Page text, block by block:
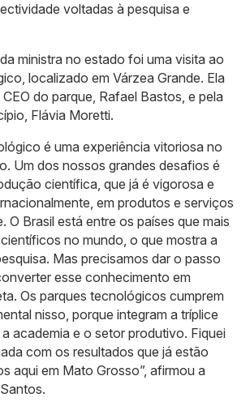
voltadas à pesquisa e
ministra no estado foi uma visita ao
localizado em Várzea Grande. Ela
do parque, Rafael Bastos, e pela
Flávia Moretti.
é uma experiência vitoriosa no
Um dos nossos grandes desafios é
científica, que já é vigorosa e
em produtos e serviços
O Brasil está entre os países que mais
no mundo, o que mostra a
Mas precisamos dar o passo
esse conhecimento em
Os parques tecnológicos cumprem
nisso, porque integram a tríplice
academia e o setor produtivo. Fiquei
com os resultados que já estão
aqui em Mato Grosso”, afirmou a